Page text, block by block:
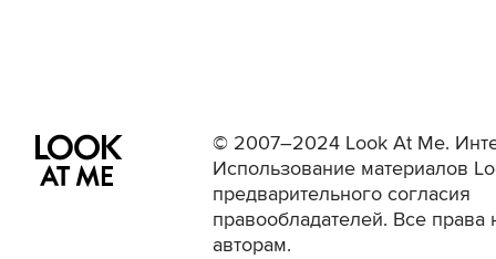
© 2007–2024 Look At Me.
Использование материалов
предварительного согласия
правообладателей. Все права
авторам.